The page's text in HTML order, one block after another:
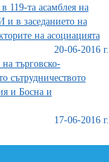
119-та асамблея на
в заседанието на
на асоциацията
20-06-2016 г.
търговско-
сътрудничеството
и Босна и
17-06-2016 г.